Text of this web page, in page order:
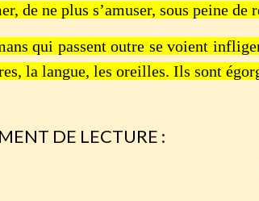
de ne plus s’amuser, sous peine de
qui passent outre se voient
la langue, les oreilles. Ils sont
DE LECTURE :